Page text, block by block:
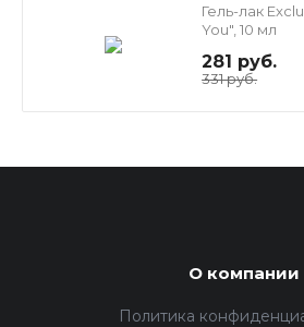
Гель-лак
You", 10 мл
281 руб.
331 руб.
О компании
Политика